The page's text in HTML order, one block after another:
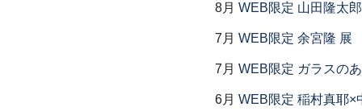
8月 WEB限定 山田隆太
7月 WEB限定 余宮隆 展
7月 WEB限定 ガラスの
6月 WEB限定 稲村真耶×